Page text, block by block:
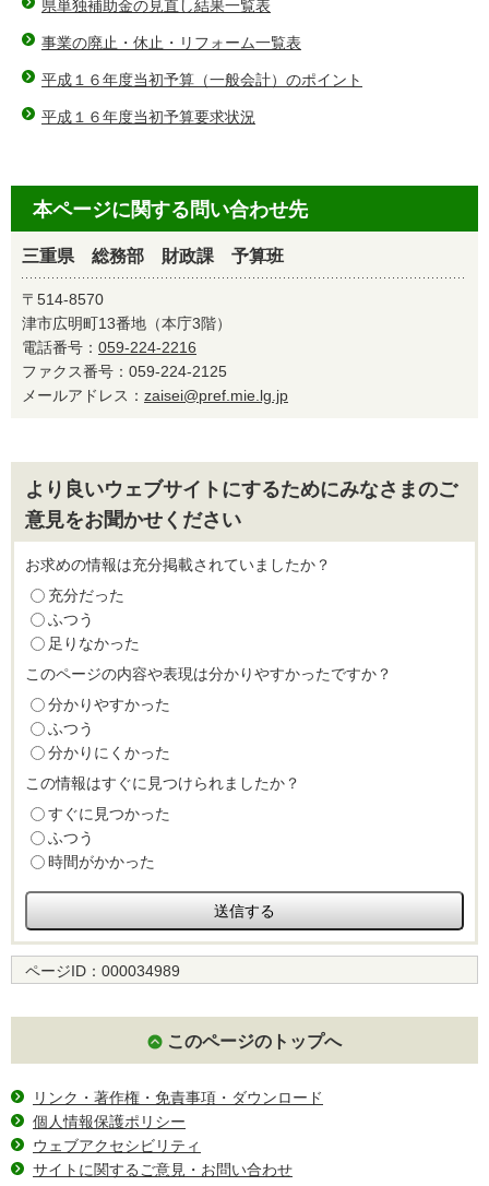
県単独補助金の見直し結果一覧表
事業の廃止・休止・リフォーム一覧表
平成１６年度当初予算（一般会計）のポイント
平成１６年度当初予算要求状況
本ページに関する問い合わせ先
三重県 総務部 財政課 予算班
〒514-8570
津市広明町13番地（本庁3階）
電話番号： 059-224-2216
ファクス番号：059-224-2125
メールアドレス： zaisei@pref.mie.lg.jp
より良いウェブサイトにするためにみなさまのご
意見をお聞かせください
お求めの情報は充分掲載されていましたか？
充分だった
ふつう
足りなかった
このページの内容や表現は分かりやすかったですか？
分かりやすかった
ふつう
分かりにくかった
この情報はすぐに見つけられましたか？
すぐに見つかった
ふつう
時間がかかった
ページID： 000034989
このページのトップへ
リンク・著作権・免責事項・ダウンロード
個人情報保護ポリシー
ウェブアクセシビリティ
サイトに関するご意見・お問い合わせ